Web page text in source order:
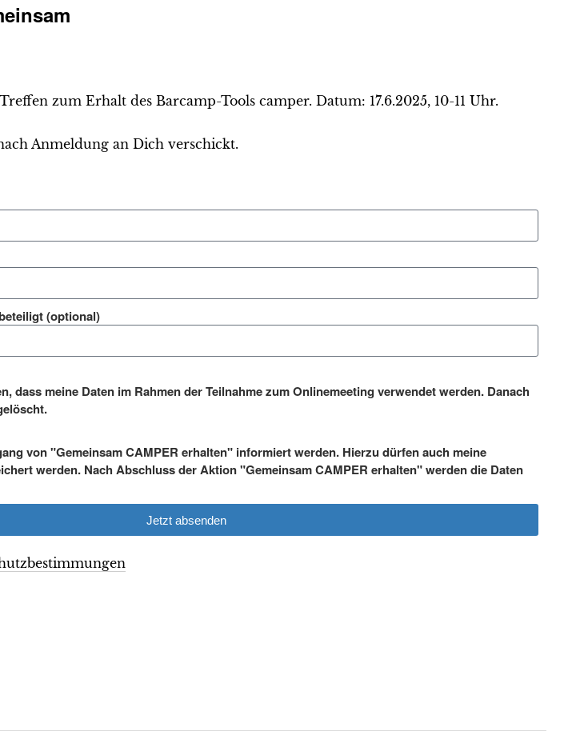
zum Erhalt des Barcamp-Tools camper. Datum: 17.6.2025, 10-11 Uhr.
Anmeldung an Dich verschickt.
(optional)
dass meine Daten im Rahmen der Teilnahme zum Onlinemeeting verwendet werden. Danach
von "Gemeinsam CAMPER erhalten" informiert werden. Hierzu dürfen auch meine
werden. Nach Abschluss der Aktion "Gemeinsam CAMPER erhalten" werden die Daten
Jetzt absenden